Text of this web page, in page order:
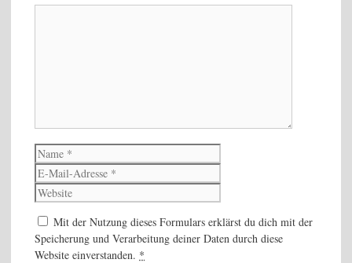
Name
Mail-
Adresse
Mit der Nutzung dieses Formulars erklärst du dich mit der
Speicherung und Verarbeitung deiner Daten durch diese
Website einverstanden. *